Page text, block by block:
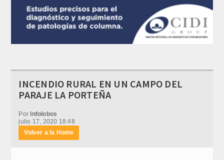
INCENDIO RURAL EN UN CAMPO DEL
PARAJE LA PORTEÑA
Por Infolobos
julio 17, 2020 18:48
Volver a la Home